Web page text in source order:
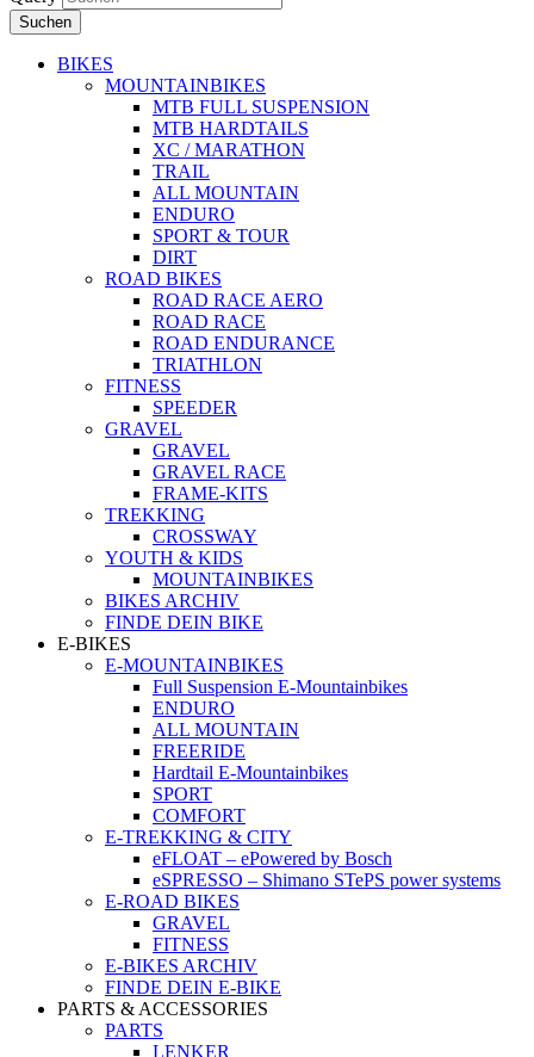
Suchen
BIKES
MOUNTAINBIKES
MTB FULL SUSPENSION
MTB HARDTAILS
XC / MARATHON
TRAIL
ALL MOUNTAIN
ENDURO
SPORT & TOUR
DIRT
ROAD BIKES
ROAD RACE AERO
ROAD RACE
ROAD ENDURANCE
TRIATHLON
FITNESS
SPEEDER
GRAVEL
GRAVEL
GRAVEL RACE
FRAME-KITS
TREKKING
CROSSWAY
YOUTH & KIDS
MOUNTAINBIKES
BIKES ARCHIV
FINDE DEIN BIKE
E-BIKES
E-MOUNTAINBIKES
Full Suspension E-Mountainbikes
ENDURO
ALL MOUNTAIN
FREERIDE
Hardtail E-Mountainbikes
SPORT
COMFORT
E-TREKKING & CITY
eFLOAT – ePowered by Bosch
eSPRESSO – Shimano STePS power systems
E-ROAD BIKES
GRAVEL
FITNESS
E-BIKES ARCHIV
FINDE DEIN E-BIKE
PARTS & ACCESSORIES
PARTS
LENKER